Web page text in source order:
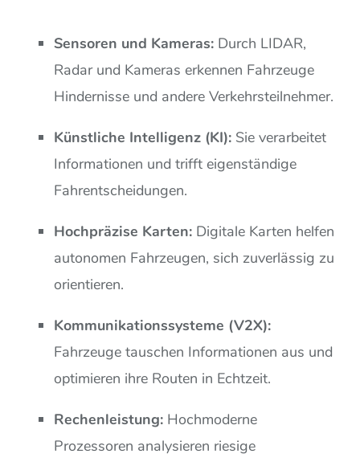
Sensoren und Kameras: Durch LIDAR,
Radar und Kameras erkennen Fahrzeuge
Hindernisse und andere Verkehrsteilnehmer.
Künstliche Intelligenz (KI): Sie verarbeitet
Informationen und trifft eigenständige
Fahrentscheidungen.
Hochpräzise Karten: Digitale Karten helfen
autonomen Fahrzeugen, sich zuverlässig zu
orientieren.
Kommunikationssysteme (V2X):
Fahrzeuge tauschen Informationen aus und
optimieren ihre Routen in Echtzeit.
Rechenleistung: Hochmoderne
Prozessoren analysieren riesige